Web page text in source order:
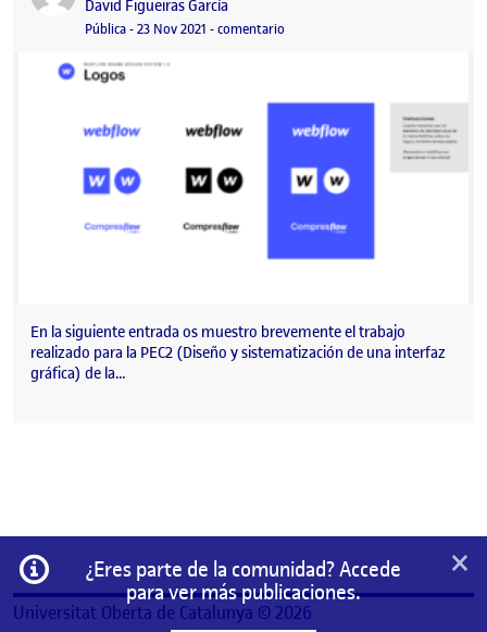
Publicado por
David Figueiras García
Visibilidad:
Pública-Fecha de publicación
23 Nov 2021 3 diciembre, 2021 7:44 am
-comentario
En la siguiente entrada os muestro brevemente el trabajo
realizado para la PEC2 (Diseño y sistematización de una interfaz
gráfica) de la…
Información
¿Eres parte de la comunidad? Accede
para ver más publicaciones.
×
Universitat Oberta de Catalunya © 2026